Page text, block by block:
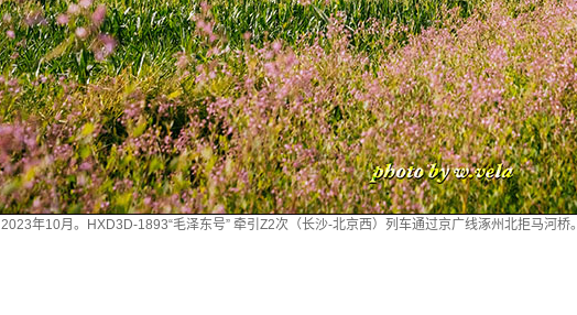
2023年10月。HXD3D-1893“毛泽东号” 牵引Z2次（长沙-北京西）列车通过京广线涿州北拒马河桥。